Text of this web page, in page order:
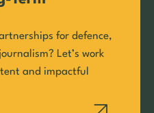
for defence,
Let’s work
and impactful